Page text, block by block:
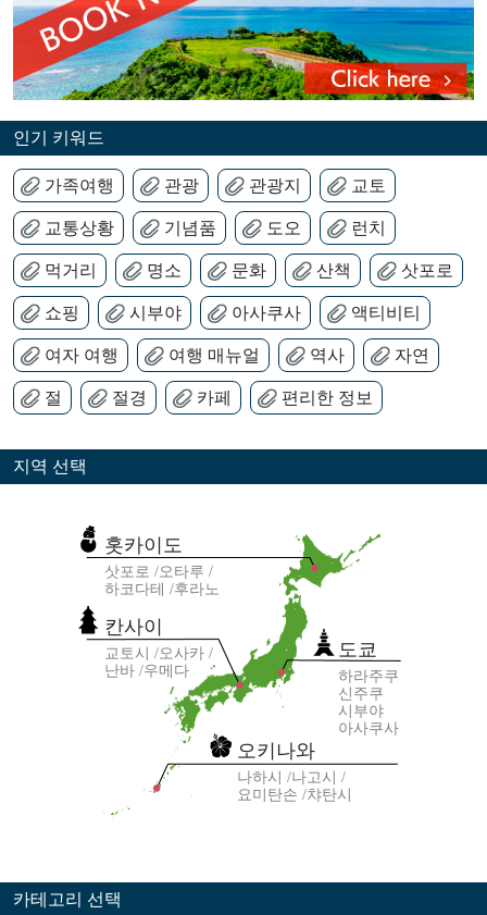
인기 키워드
가족여행 관광 관광지 교토
교통상황 기념품 도오 런치
먹거리 명소 문화 산책 삿포로
쇼핑 시부야 아사쿠사 액티비티
여자 여행 여행 매뉴얼 역사 자연
절 절경 카페 편리한 정보
지역 선택
도쿄
하라주쿠
신주쿠
시부야
아사쿠사
칸사이
교토시
오사카
난바 우메다
오키나와
나하시
나고시
요미탄손
챠탄시
홋카이도
삿포로
오타루
하코다테
후라노
카테고리 선택